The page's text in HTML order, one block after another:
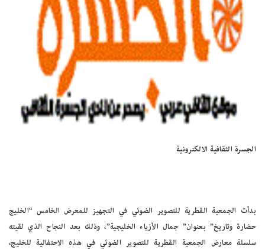
الجسرة الثقافية الالكترونية
بدأت الجمعية القطرية للتصوير الضوئي في التجهيز للمعرض الخامس “الخليج
حضارة وتاريخ” بعنوان” جمال الأزياء الخليجية”، وذلك بعد النجاح الذي لقيته
سلسلة معارض الجمعية القطرية للتصوير الضوئي في هذه الاحتفالية للخليج،